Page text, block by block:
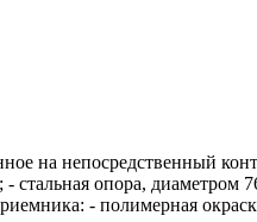
на непосредственный
опора, диаметром
- полимерная